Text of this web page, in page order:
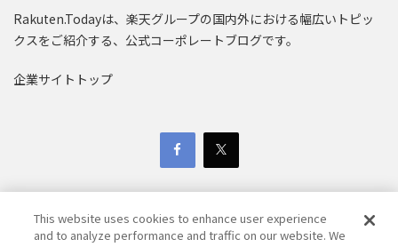
Rakuten.Todayは、楽天グループの国内外における幅広いトピッ
クスをご紹介する、公式コーポレートブログです。
企業サイトトップ
This website uses cookies to enhance user experience
and to analyze performance and traffic on our website. We